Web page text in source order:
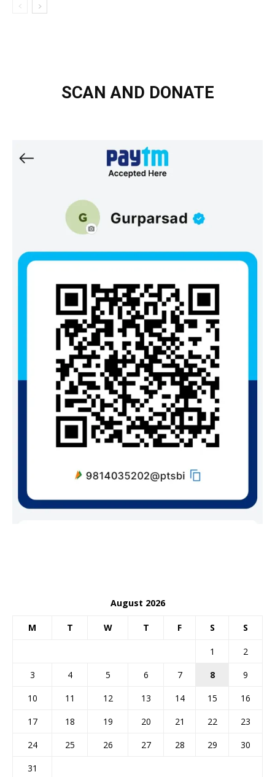
SCAN AND DONATE
August 2026
M T W T F S S
1
2
3
4 5 6 7 8
9
10
11 12 13 14 15
16
17
18 19 20 21 22
23
24
25 26 27 28 29
30
31